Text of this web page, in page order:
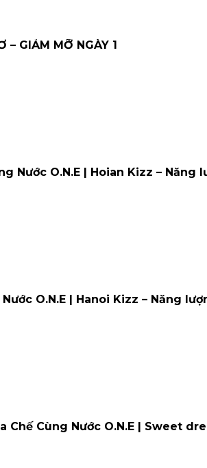
– GIẢM MỠ NGÀY 1
Nước O.N.E | Hoian Kizz –
O.N.E | Hanoi Kizz – Năng
Chế Cùng Nước O.N.E | Sweet